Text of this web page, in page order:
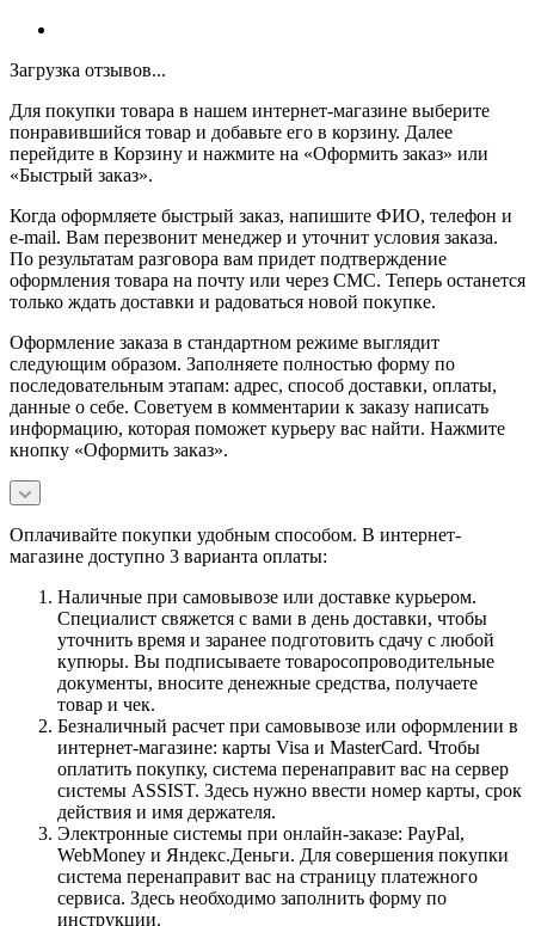
Загрузка отзывов...
Для покупки товара в нашем интернет-магазине выберите
понравившийся товар и добавьте его в корзину. Далее
перейдите в Корзину и нажмите на «Оформить заказ» или
«Быстрый заказ».
Когда оформляете быстрый заказ, напишите ФИО, телефон и
e-mail. Вам перезвонит менеджер и уточнит условия заказа.
По результатам разговора вам придет подтверждение
оформления товара на почту или через СМС. Теперь останется
только ждать доставки и радоваться новой покупке.
Оформление заказа в стандартном режиме выглядит
следующим образом. Заполняете полностью форму по
последовательным этапам: адрес, способ доставки, оплаты,
данные о себе. Советуем в комментарии к заказу написать
информацию, которая поможет курьеру вас найти. Нажмите
кнопку «Оформить заказ».
Оплачивайте покупки удобным способом. В интернет-
магазине доступно 3 варианта оплаты:
Наличные при самовывозе или доставке курьером.
Специалист свяжется с вами в день доставки, чтобы
уточнить время и заранее подготовить сдачу с любой
купюры. Вы подписываете товаросопроводительные
документы, вносите денежные средства, получаете
товар и чек.
Безналичный расчет при самовывозе или оформлении в
интернет-магазине: карты Visa и MasterCard. Чтобы
оплатить покупку, система перенаправит вас на сервер
системы ASSIST. Здесь нужно ввести номер карты, срок
действия и имя держателя.
Электронные системы при онлайн-заказе: PayPal,
WebMoney и Яндекс.Деньги. Для совершения покупки
система перенаправит вас на страницу платежного
сервиса. Здесь необходимо заполнить форму по
инструкции.